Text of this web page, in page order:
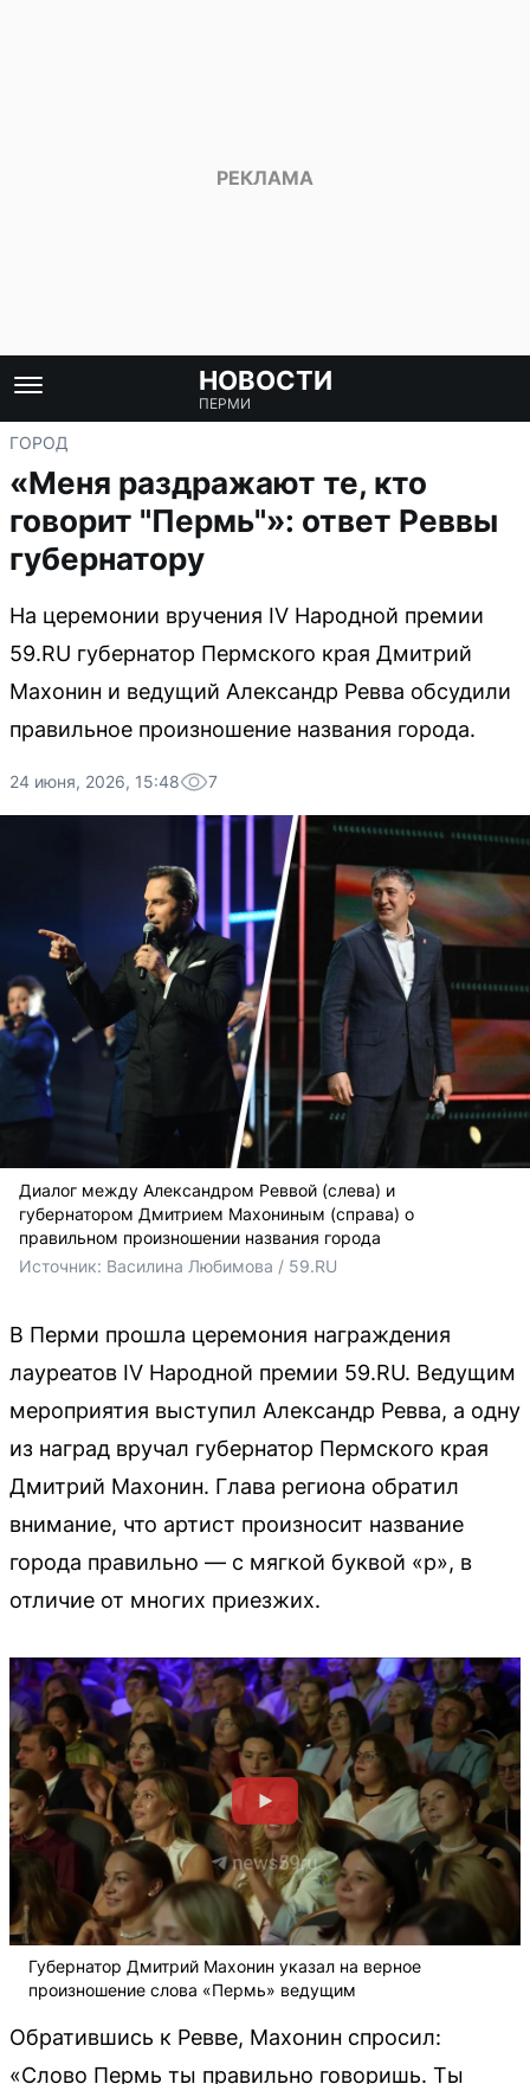
НОВОСТИ
ПЕРМИ
ГОРОД
«Меня раздражают те, кто
говорит "Пермь"»: ответ Реввы
губернатору
На церемонии вручения IV Народной премии
59.RU губернатор Пермского края Дмитрий
Махонин и ведущий Александр Ревва обсудили
правильное произношение названия города.
24 июня, 2026, 15:48 7
Диалог между Александром Реввой (слева) и
губернатором Дмитрием Махониным (справа) о
правильном произношении названия города
Источник: Василина Любимова / 59.RU
В Перми прошла церемония награждения
лауреатов IV Народной премии 59.RU. Ведущим
мероприятия выступил Александр Ревва, а одну
из наград вручал губернатор Пермского края
Дмитрий Махонин. Глава региона обратил
внимание, что артист произносит название
города правильно — с мягкой буквой «р», в
отличие от многих приезжих.
Губернатор Дмитрий Махонин указал на верное
произношение слова «Пермь» ведущим
Обратившись к Ревве, Махонин спросил:
«Слово Пермь ты правильно говоришь. Ты